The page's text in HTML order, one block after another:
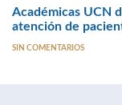
Académicas UCN
atención de
SIN COMENTARIOS